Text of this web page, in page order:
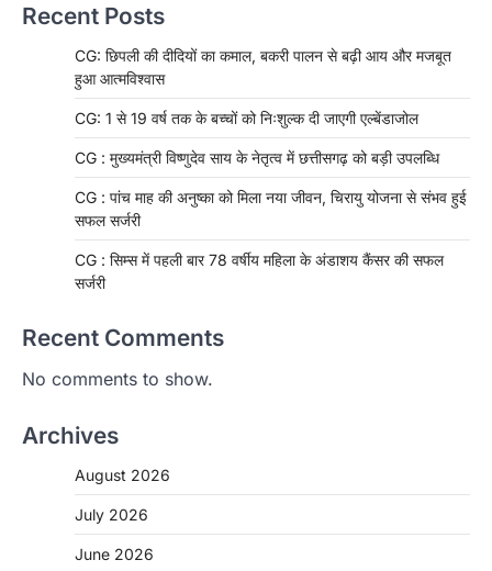
Recent Posts
CG: छिपली की दीदियों का कमाल, बकरी पालन से बढ़ी आय और मजबूत
हुआ आत्मविश्वास
CG: 1 से 19 वर्ष तक के बच्चों को निःशुल्क दी जाएगी एल्बेंडाजोल
CG : मुख्यमंत्री विष्णुदेव साय के नेतृत्व में छत्तीसगढ़ को बड़ी उपलब्धि
CG : पांच माह की अनुष्का को मिला नया जीवन, चिरायु योजना से संभव हुई
सफल सर्जरी
CG : सिम्स में पहली बार 78 वर्षीय महिला के अंडाशय कैंसर की सफल
सर्जरी
Recent Comments
No comments to show.
Archives
August 2026
July 2026
June 2026